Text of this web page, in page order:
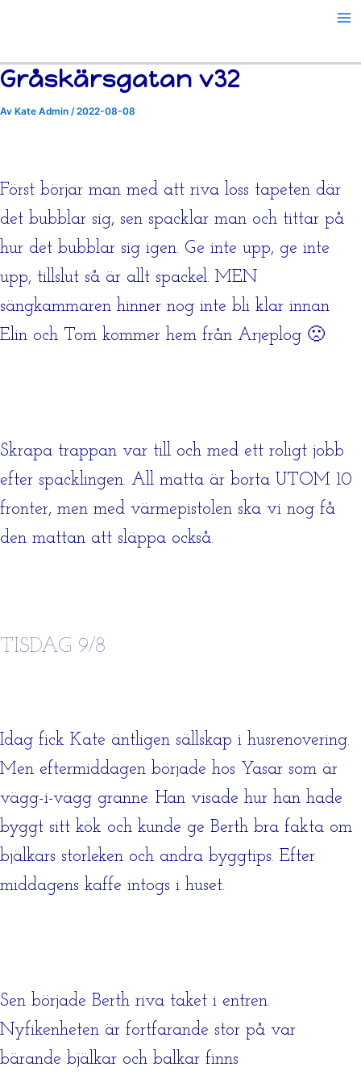
Gråskärsgatan v32
Av Kate Admin /2022-08-08
Först börjar man med att riva loss tapeten där
det bubblar sig, sen spacklar man och tittar på
hur det bubblar sig igen. Ge inte upp, ge inte
upp, tillslut så är allt spackel. MEN
sängkammaren hinner nog inte bli klar innan
Elin och Tom kommer hem från Arjeplog 🙁
Skrapa trappan var till och med ett roligt jobb
efter spacklingen. All matta är borta UTOM 10
fronter, men med värmepistolen ska vi nog få
den mattan att släppa också.
TISDAG 9/8
Idag fick Kate äntligen sällskap i husrenovering.
Men eftermiddagen började hos Yasar som är
vägg-i-vägg granne. Han visade hur han hade
byggt sitt kök och kunde ge Berth bra fakta om
bjälkars storleken och andra byggtips. Efter
middagens kaffe intogs i huset.
Sen började Berth riva taket i entren.
Nyfikenheten är fortfarande stor på var
bärande bjälkar och balkar finns